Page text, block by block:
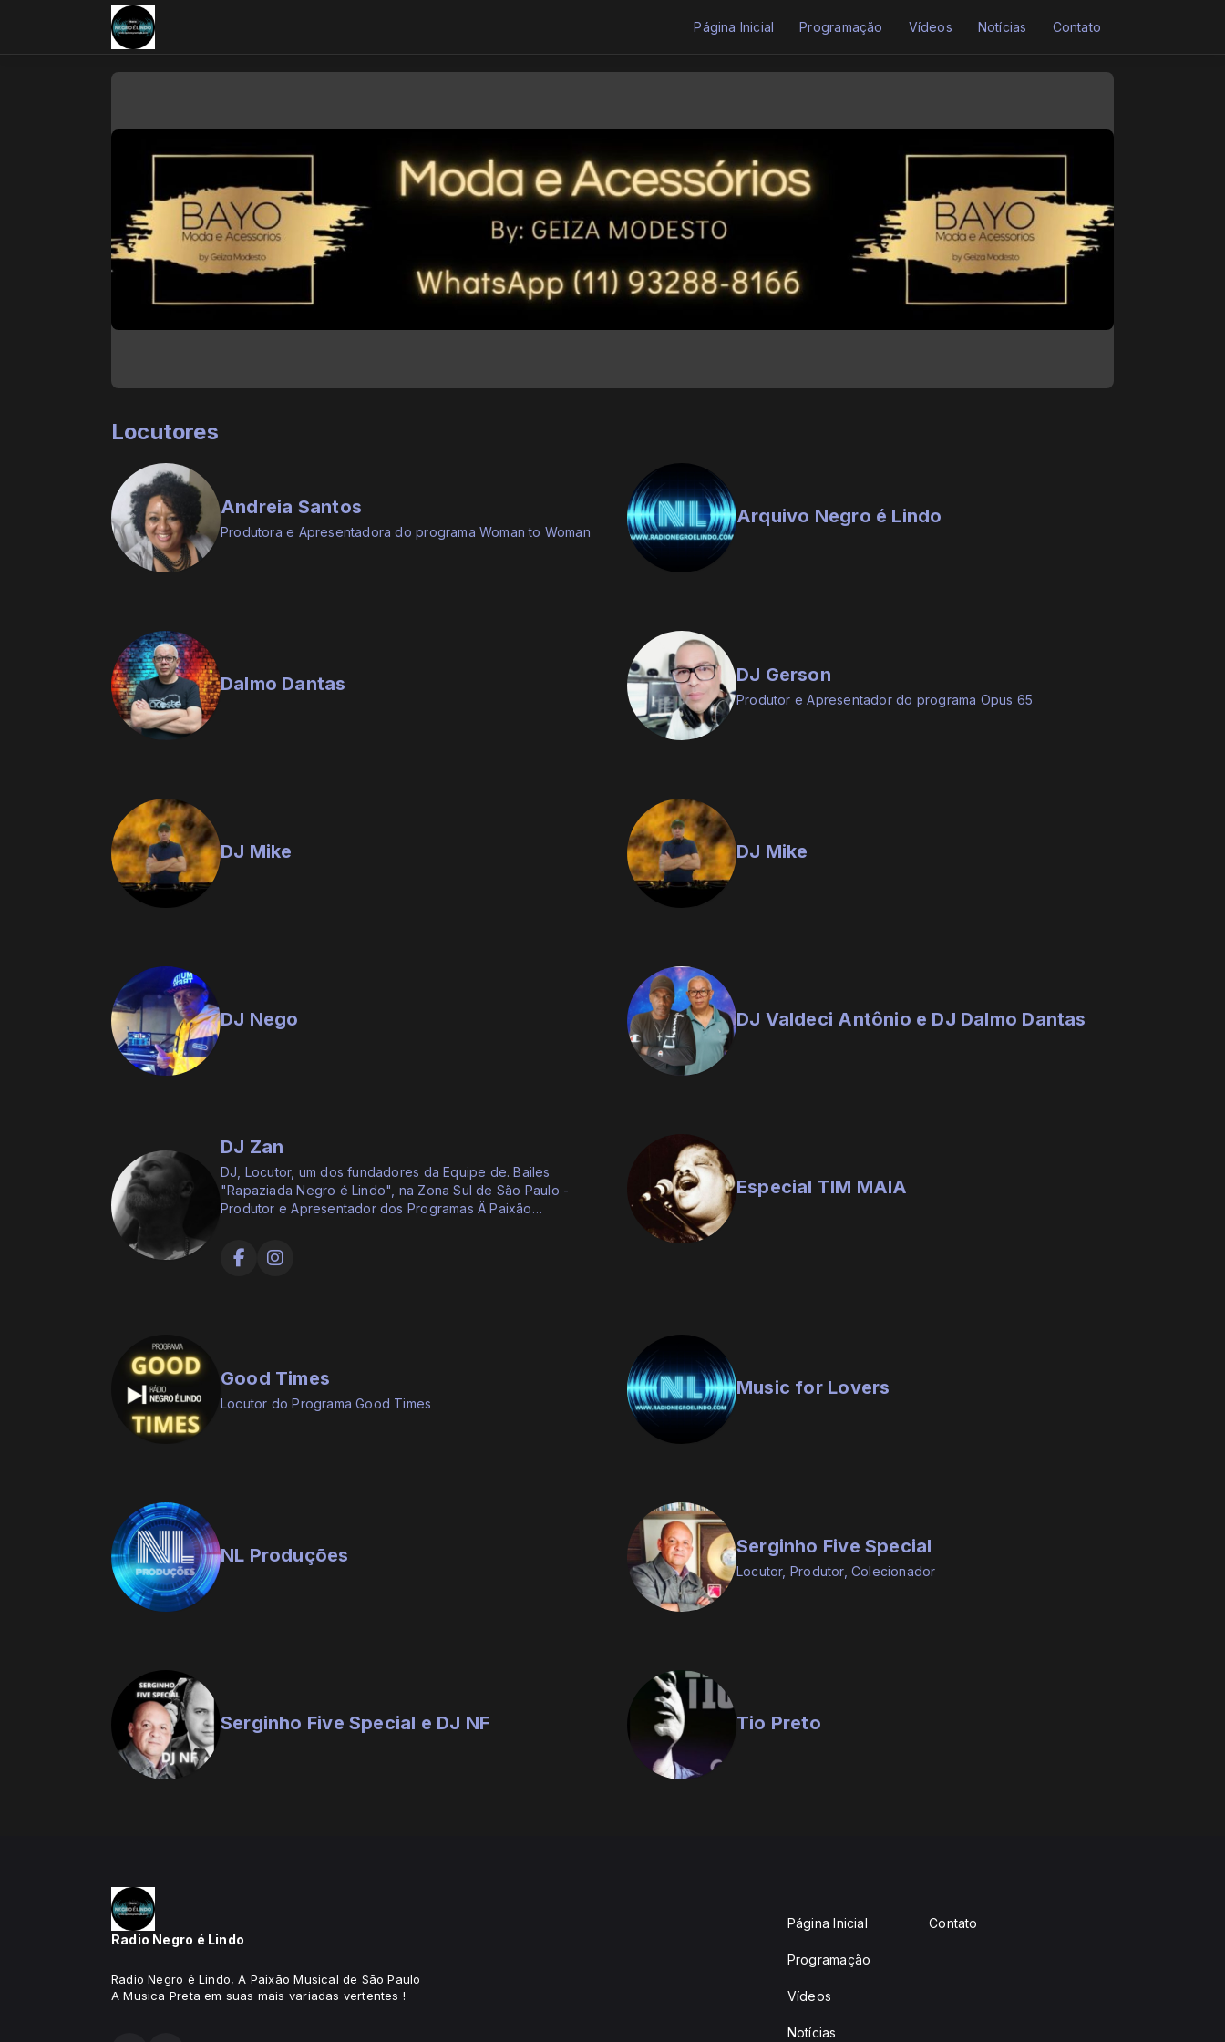
Página Inicial Programação Vídeos Notícias Contato
Locutores
Andreia Santos
Produtora e Apresentadora do programa Woman to Woman
Arquivo Negro é Lindo
Dalmo Dantas DJ Gerson
Produtor e Apresentador do programa Opus 65
DJ Mike DJ Mike
DJ Nego DJ Valdeci Antônio e DJ Dalmo Dantas
DJ Zan
DJ, Locutor, um dos fundadores da Equipe de. Bailes
"Rapaziada Negro é Lindo", na Zona Sul de São Paulo -
Produtor e Apresentador dos Programas Ä Paixão
Especial TIM MAIA
Good Times
Locutor do Programa Good Times
Music for Lovers
NL Produções Serginho Five Special
Locutor, Produtor, Colecionador
Serginho Five Special e DJ NF Tio Preto
Radio Negro é Lindo
Radio Negro é Lindo, A Paixão Musical de São Paulo
A Musica Preta em suas mais variadas vertentes !
Página Inicial
Programação
Vídeos
Notícias
Contato